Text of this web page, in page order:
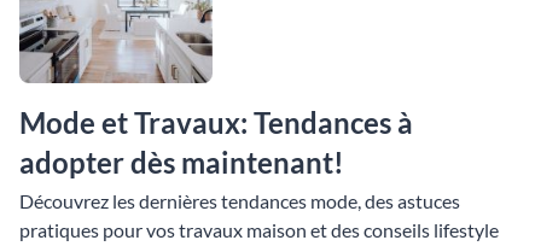
Mode et Travaux: Tendances à
adopter dès maintenant!
Découvrez les dernières tendances mode, des astuces
pratiques pour vos travaux maison et des conseils lifestyle